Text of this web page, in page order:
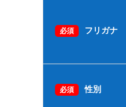
必須 フリガナ
必須 性別